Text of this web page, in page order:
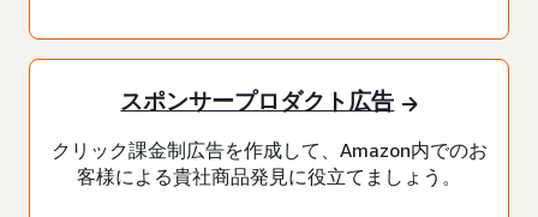
スポンサープロダクト広告
クリック課金制広告を作成して、Amazon内でのお
客様による貴社商品発見に役立てましょう。